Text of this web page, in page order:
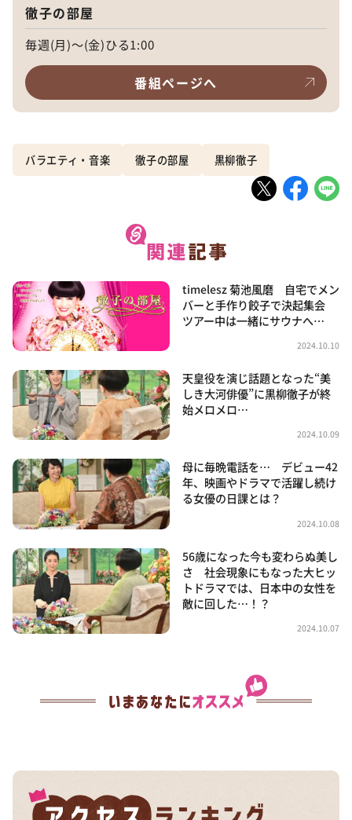
徹子の部屋
毎週(月)～(金)ひる1:00
番組ページへ
バラエティ・音楽 徹子の部屋 黒柳徹子
timelesz 菊池風磨 自宅でメン
バーと手作り餃子で決起集会
ツアー中は一緒にサウナへ…
2024.10.10
天皇役を演じ話題となった“美
しき大河俳優”に黒柳徹子が終
始メロメロ…
2024.10.09
母に毎晩電話を… デビュー42
年、映画やドラマで活躍し続け
る女優の日課とは？
2024.10.08
56歳になった今も変わらぬ美し
さ 社会現象にもなった大ヒッ
トドラマでは、日本中の女性を
敵に回した…！？
2024.10.07